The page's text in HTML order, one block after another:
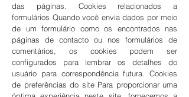
das páginas. Cookies relacionados a
formulários Quando você envia dados por meio
de um formulário como os encontrados nas
páginas de contacto ou nos formulários de
comentários, os cookies podem ser
configurados para lembrar os detalhes do
usuário para correspondência futura. Cookies
de preferências do site Para proporcionar uma